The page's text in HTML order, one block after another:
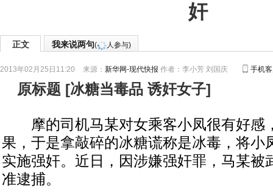
奸
正文 我来说两句( 人参与)
2013年02月25日11:20 来源： 新华网-现代快报 作者：李小芳 刘国庆 手机
原标题 [冰糖当毒品 诱奸女子]
摩的司机马某对女乘客小凤很有好感
果，于是拿敲碎的冰糖谎称是冰毒，将小
实施强奸。近日，因涉嫌强奸罪，马某被
准逮捕。